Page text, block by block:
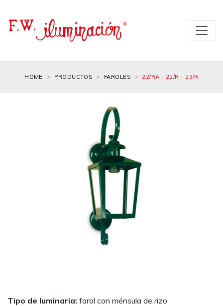
HOME PRODUCTOS FAROLES 22/RA - 22/R - 23/R
Tipo de luminaria: farol con ménsula de rizo